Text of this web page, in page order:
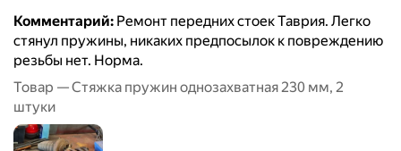
Комментарий: Ремонт передних стоек Таврия. Легко
стянул пружины, никаких предпосылок к повреждению
резьбы нет. Норма.
Товар — Стяжка пружин однозахватная 230 мм, 2
штуки